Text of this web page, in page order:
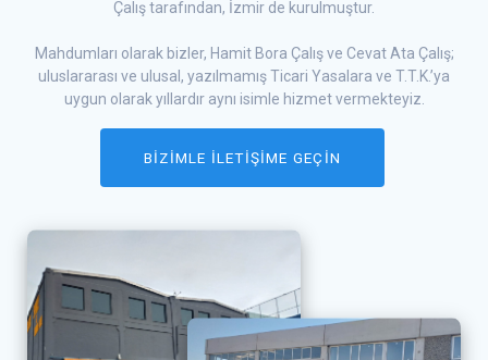
Çalış tarafından, İzmir de kurulmuştur.
Mahdumları olarak bizler, Hamit Bora Çalış ve Cevat Ata Çalış;
uluslararası ve ulusal, yazılmamış Ticari Yasalara ve T.T.K.’ya
uygun olarak yıllardır aynı isimle hizmet vermekteyiz.
BİZİMLE İLETİŞİME GEÇİN